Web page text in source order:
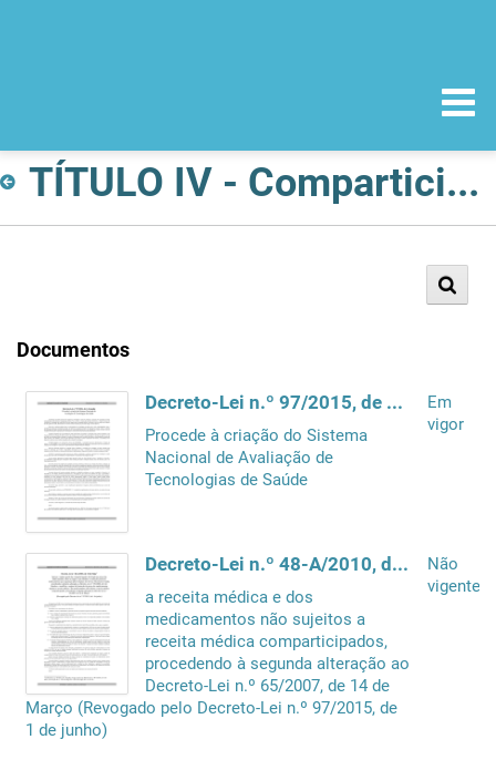
TÍTULO IV - Comparticipações
Documentos
Decreto-Lei n.º 97/2015, de 1 de junho
Procede à criação do Sistema
Nacional de Avaliação de
Tecnologias de Saúde
Em
vigor
Decreto-Lei n.º 48-A/2010, de 13 de Maio
a receita médica e dos
medicamentos não sujeitos a
receita médica comparticipados,
procedendo à segunda alteração ao
Decreto-Lei n.º 65/2007, de 14 de
Março (Revogado pelo Decreto-Lei n.º 97/2015, de
1 de junho)
Não
vigente